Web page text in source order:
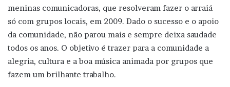
meninas comunicadoras, que resolveram fazer o arraiá
só com grupos locais, em 2009. Dado o sucesso e o apoio
da comunidade, não parou mais e sempre deixa saudade
todos os anos. O objetivo é trazer para a comunidade a
alegria, cultura e a boa música animada por grupos que
fazem um brilhante trabalho.